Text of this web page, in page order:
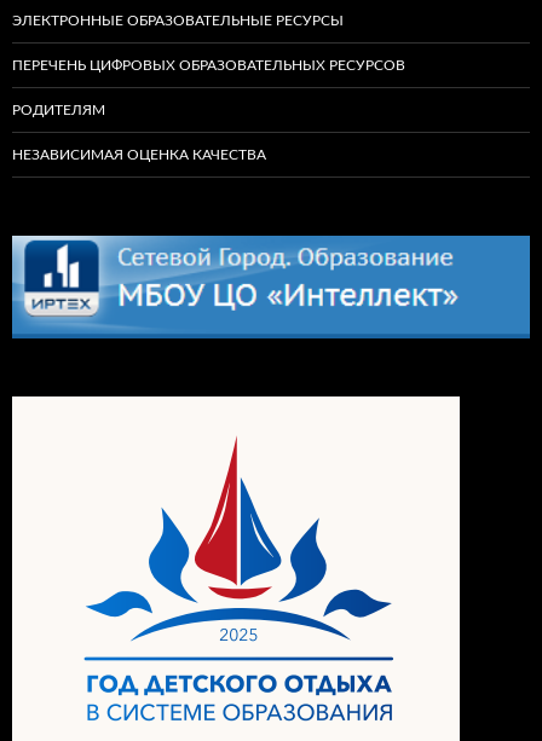
ЭЛЕКТРОННЫЕ ОБРАЗОВАТЕЛЬНЫЕ РЕСУРСЫ
ПЕРЕЧЕНЬ ЦИФРОВЫХ ОБРАЗОВАТЕЛЬНЫХ РЕСУРСОВ
РОДИТЕЛЯМ
НЕЗАВИСИМАЯ ОЦЕНКА КАЧЕСТВА